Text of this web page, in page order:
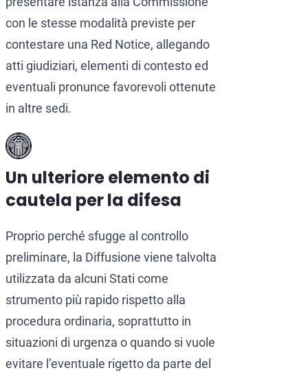
con le stesse modalità previste per
contestare una Red Notice, allegando
atti giudiziari, elementi di contesto ed
eventuali pronunce favorevoli ottenute
in altre sedi.
Un ulteriore elemento di
cautela per la difesa
Proprio perché sfugge al controllo
preliminare, la Diffusione viene talvolta
utilizzata da alcuni Stati come
strumento più rapido rispetto alla
procedura ordinaria, soprattutto in
situazioni di urgenza o quando si vuole
evitare l’eventuale rigetto da parte del